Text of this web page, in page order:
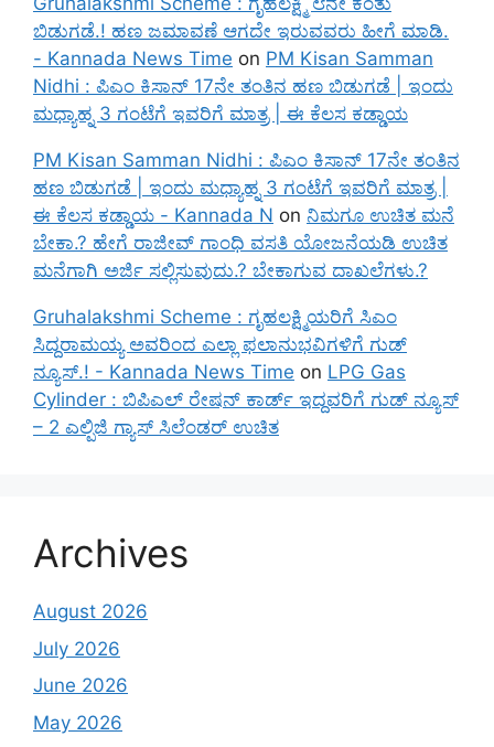
ಬಿಡುಗಡೆ.! ಹಣ ಜಮಾವಣೆ ಆಗದೇ ಇರುವವರು ಹೀಗೆ ಮಾಡಿ.
- Kannada News Time on PM Kisan Samman
Nidhi : ಪಿಎಂ ಕಿಸಾನ್ 17ನೇ ತಂತಿನ ಹಣ ಬಿಡುಗಡೆ | ಇಂದು
ಮಧ್ಯಾಹ್ನ 3 ಗಂಟೆಗೆ ಇವರಿಗೆ ಮಾತ್ರ | ಈ ಕೆಲಸ ಕಡ್ಡಾಯ
PM Kisan Samman Nidhi : ಪಿಎಂ ಕಿಸಾನ್ 17ನೇ ತಂತಿನ
ಹಣ ಬಿಡುಗಡೆ | ಇಂದು ಮಧ್ಯಾಹ್ನ 3 ಗಂಟೆಗೆ ಇವರಿಗೆ ಮಾತ್ರ |
ಈ ಕೆಲಸ ಕಡ್ಡಾಯ - Kannada N on ನಿಮಗೂ ಉಚಿತ ಮನೆ
ಬೇಕಾ.? ಹೇಗೆ ರಾಜೀವ್ ಗಾಂಧಿ ವಸತಿ ಯೋಜನೆಯಡಿ ಉಚಿತ
ಮನೆಗಾಗಿ ಅರ್ಜಿ ಸಲ್ಲಿಸುವುದು.? ಬೇಕಾಗುವ ದಾಖಲೆಗಳು.?
Gruhalakshmi Scheme : ಗೃಹಲಕ್ಷ್ಮಿಯರಿಗೆ ಸಿಎಂ
ಸಿದ್ದರಾಮಯ್ಯ ಅವರಿಂದ ಎಲ್ಲಾ ಫಲಾನುಭವಿಗಳಿಗೆ ಗುಡ್
ನ್ಯೂಸ್.! - Kannada News Time on LPG Gas
Cylinder : ಬಿಪಿಎಲ್ ರೇಷನ್ ಕಾರ್ಡ್ ಇದ್ದವರಿಗೆ ಗುಡ್ ನ್ಯೂಸ್
– 2 ಎಲ್ಪಿಜಿ ಗ್ಯಾಸ್ ಸಿಲೆಂಡರ್ ಉಚಿತ
Archives
August 2026
July 2026
June 2026
May 2026